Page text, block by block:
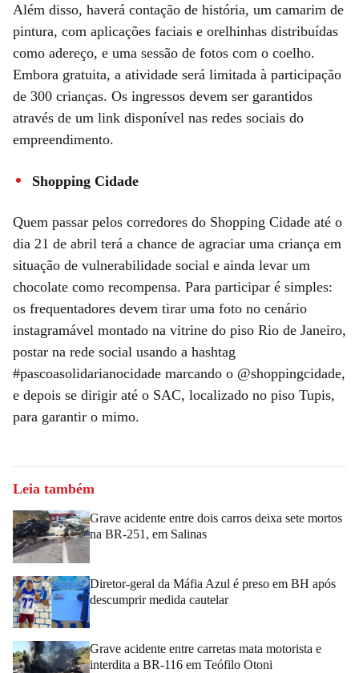
Além disso, haverá contação de história, um camarim de
pintura, com aplicações faciais e orelhinhas distribuídas
como adereço, e uma sessão de fotos com o coelho.
Embora gratuita, a atividade será limitada à participação
de 300 crianças. Os ingressos devem ser garantidos
através de um link disponível nas redes sociais do
empreendimento.
Shopping Cidade
Quem passar pelos corredores do Shopping Cidade até o
dia 21 de abril terá a chance de agraciar uma criança em
situação de vulnerabilidade social e ainda levar um
chocolate como recompensa. Para participar é simples:
os frequentadores devem tirar uma foto no cenário
instagramável montado na vitrine do piso Rio de Janeiro,
postar na rede social usando a hashtag
#pascoasolidarianocidade marcando o @shoppingcidade,
e depois se dirigir até o SAC, localizado no piso Tupis,
para garantir o mimo.
Leia também
Grave acidente entre dois carros deixa sete mortos
na BR-251, em Salinas
Diretor-geral da Máfia Azul é preso em BH após
descumprir medida cautelar
Grave acidente entre carretas mata motorista e
interdita a BR-116 em Teófilo Otoni